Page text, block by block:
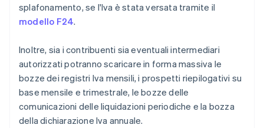
splafonamento, se l'Iva è stata versata tramite il
modello F24.
Inoltre, sia i contribuenti sia eventuali intermediari
autorizzati potranno scaricare in forma massiva le
bozze dei registri Iva mensili, i prospetti riepilogativi su
base mensile e trimestrale, le bozze delle
comunicazioni delle liquidazioni periodiche e la bozza
della dichiarazione Iva annuale.